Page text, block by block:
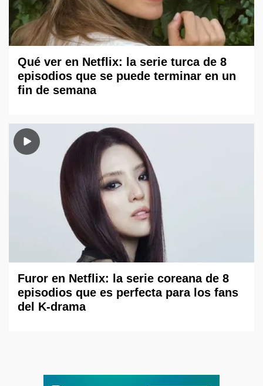
Qué ver en Netflix: la serie turca de 8
episodios que se puede terminar en un
fin de semana
Furor en Netflix: la serie coreana de 8
episodios que es perfecta para los fans
del K-drama